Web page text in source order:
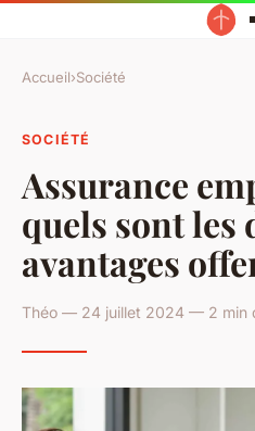
Accueil›Société
SOCIÉTÉ
Assurance
quels sont les
avantages
Théo — 24 juillet 2024 — 2 min